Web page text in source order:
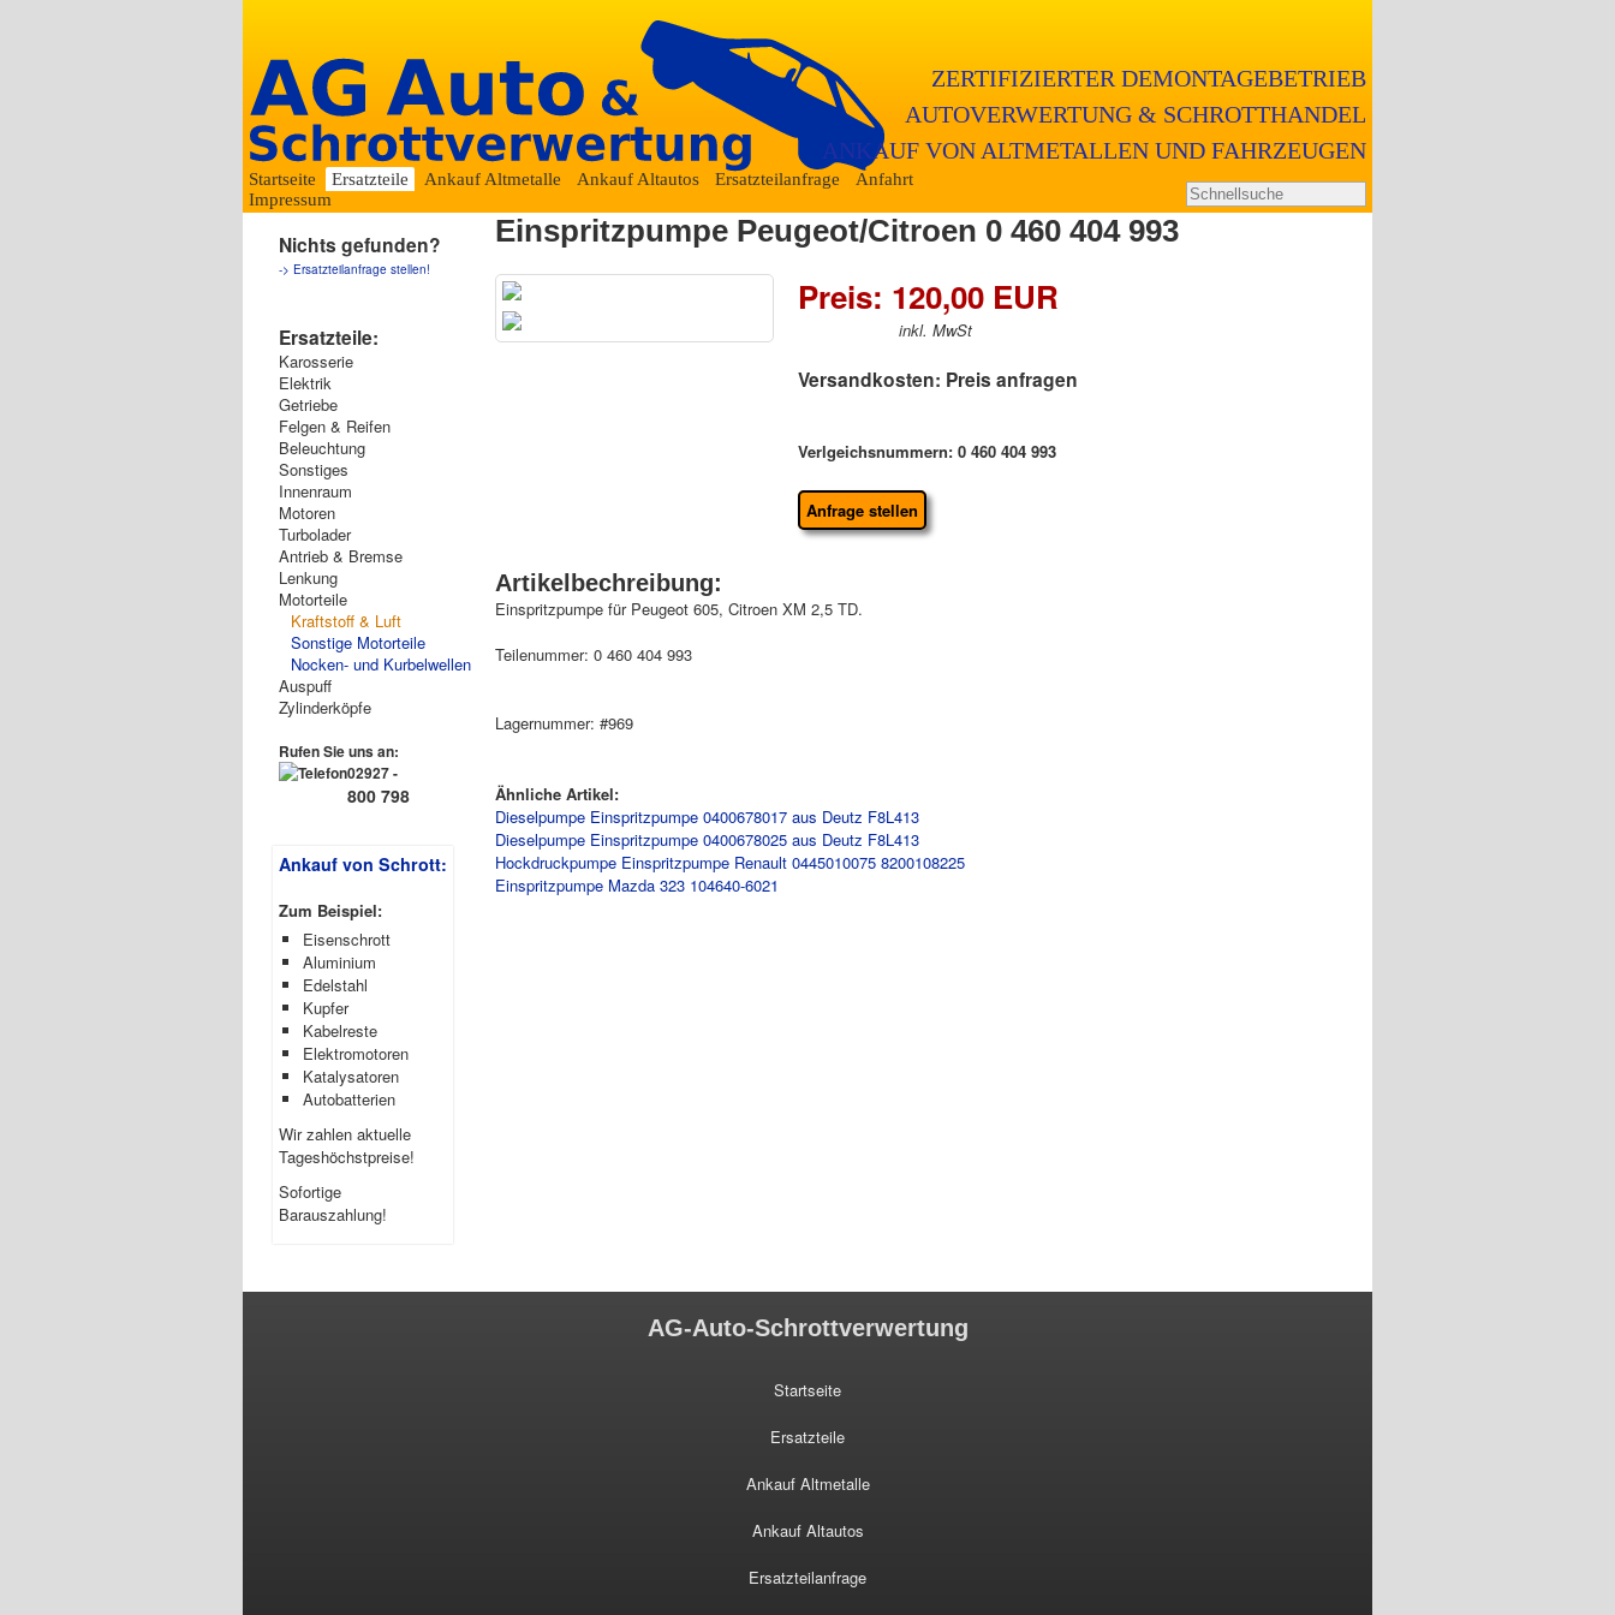
ZERTIFIZIERTER DEMONTAGEBETRIEB
AUTOVERWERTUNG & SCHROTTHANDEL
ANKAUF VON ALTMETALLEN UND FAHRZEUGEN
Startseite Ersatzteile Ankauf Altmetalle Ankauf Altautos Ersatzteilanfrage
Anfahrt
Impressum
Nichts gefunden?
-> Ersatzteilanfrage stellen!
Ersatzteile:
Karosserie
Elektrik
Getriebe
Felgen & Reifen
Beleuchtung
Sonstiges
Innenraum
Motoren
Turbolader
Antrieb & Bremse
Lenkung
Motorteile
Kraftstoff & Luft
Sonstige Motorteile
Nocken- und Kurbelwellen
Auspuff
Zylinderköpfe
Rufen Sie uns an:
02927 -
800 798
Ankauf von Schrott:
Zum Beispiel:
Eisenschrott
Aluminium
Edelstahl
Kupfer
Kabelreste
Elektromotoren
Katalysatoren
Autobatterien
Wir zahlen aktuelle
Tageshöchstpreise!
Sofortige
Barauszahlung!
Einspritzpumpe Peugeot/Citroen 0 460 404 993
Preis: 120,00 EUR
inkl. MwSt
Versandkosten: Preis anfragen
Verlgeichsnummern: 0 460 404 993
Anfrage stellen
Artikelbechreibung:
Einspritzpumpe für Peugeot 605, Citroen XM 2,5 TD.
Teilenummer: 0 460 404 993
Lagernummer: #969
Ähnliche Artikel:
Dieselpumpe Einspritzpumpe 0400678017 aus Deutz F8L413
Dieselpumpe Einspritzpumpe 0400678025 aus Deutz F8L413
Hockdruckpumpe Einspritzpumpe Renault 0445010075 8200108225
Einspritzpumpe Mazda 323 104640-6021
AG-Auto-Schrottverwertung
Startseite
Ersatzteile
Ankauf Altmetalle
Ankauf Altautos
Ersatzteilanfrage